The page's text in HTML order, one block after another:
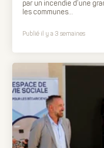
par un incendie d’une
les communes...
Publié il y a 3 semaines